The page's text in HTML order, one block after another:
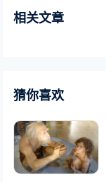
相关文章
猜你喜欢